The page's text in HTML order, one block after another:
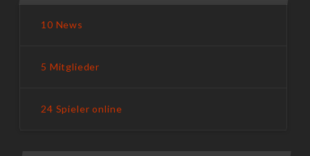
10 News
5 Mitglieder
24 Spieler online